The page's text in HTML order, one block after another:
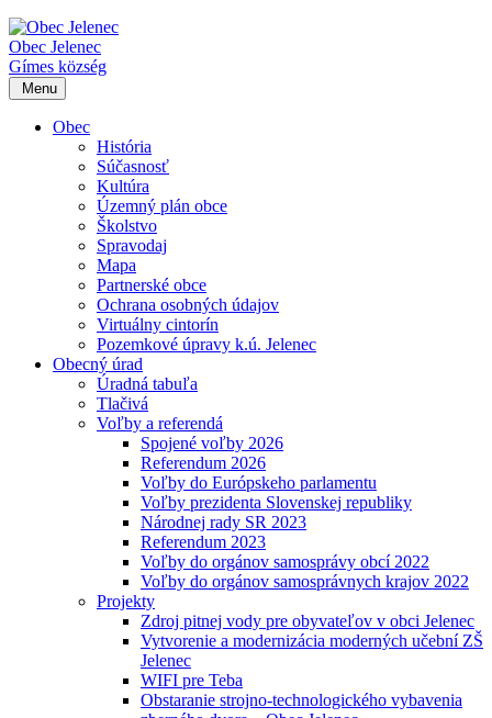
Obec Jelenec
Gímes község
Menu
Obec
História
Súčasnosť
Kultúra
Územný plán obce
Školstvo
Spravodaj
Mapa
Partnerské obce
Ochrana osobných údajov
Virtuálny cintorín
Pozemkové úpravy k.ú. Jelenec
Obecný úrad
Úradná tabuľa
Tlačivá
Voľby a referendá
Spojené voľby 2026
Referendum 2026
Voľby do Európskeho parlamentu
Voľby prezidenta Slovenskej republiky
Národnej rady SR 2023
Referendum 2023
Voľby do orgánov samosprávy obcí 2022
Voľby do orgánov samosprávnych krajov 2022
Projekty
Zdroj pitnej vody pre obyvateľov v obci Jelenec
Vytvorenie a modernizácia moderných učební ZŠ
Jelenec
WIFI pre Teba
Obstaranie strojno-technologického vybavenia